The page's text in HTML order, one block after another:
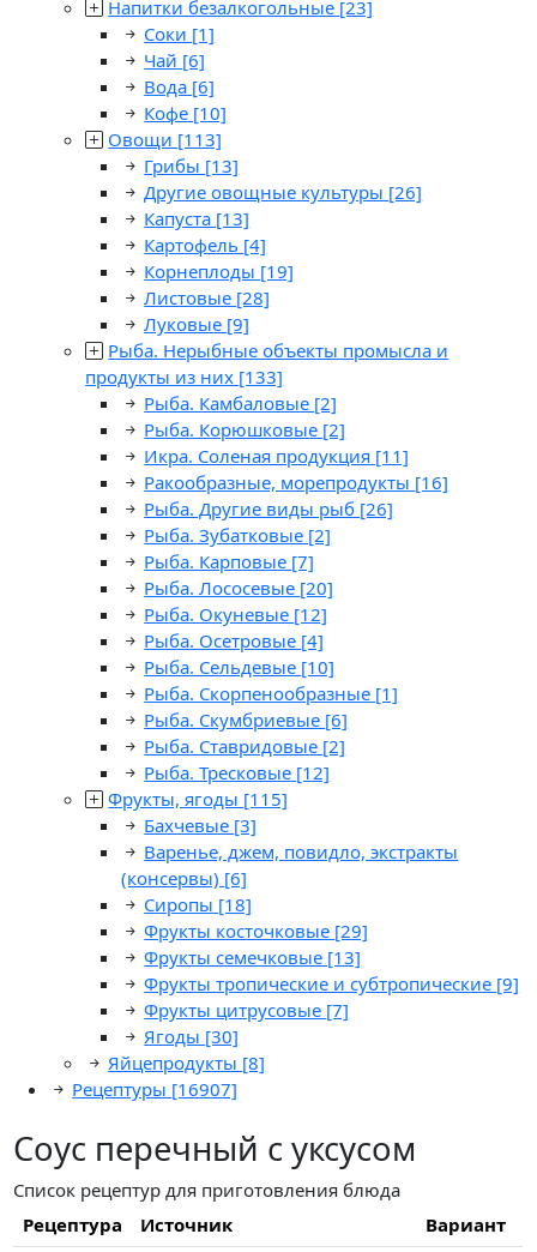
Напитки безалкогольные [23]
Соки [1]
Чай [6]
Вода [6]
Кофе [10]
Овощи [113]
Грибы [13]
Другие овощные культуры [26]
Капуста [13]
Картофель [4]
Корнеплоды [19]
Листовые [28]
Луковые [9]
Рыба. Нерыбные объекты промысла и
продукты из них [133]
Рыба. Камбаловые [2]
Рыба. Корюшковые [2]
Икра. Соленая продукция [11]
Ракообразные, морепродукты [16]
Рыба. Другие виды рыб [26]
Рыба. Зубатковые [2]
Рыба. Карповые [7]
Рыба. Лососевые [20]
Рыба. Окуневые [12]
Рыба. Осетровые [4]
Рыба. Сельдевые [10]
Рыба. Скорпенообразные [1]
Рыба. Скумбриевые [6]
Рыба. Ставридовые [2]
Рыба. Тресковые [12]
Фрукты, ягоды [115]
Бахчевые [3]
Варенье, джем, повидло, экстракты
(консервы) [6]
Сиропы [18]
Фрукты косточковые [29]
Фрукты семечковые [13]
Фрукты тропические и субтропические [9]
Фрукты цитрусовые [7]
Ягоды [30]
Яйцепродукты [8]
Рецептуры [16907]
Соус перечный с уксусом
Список рецептур для приготовления блюда
Рецептура
Источник
Вариант